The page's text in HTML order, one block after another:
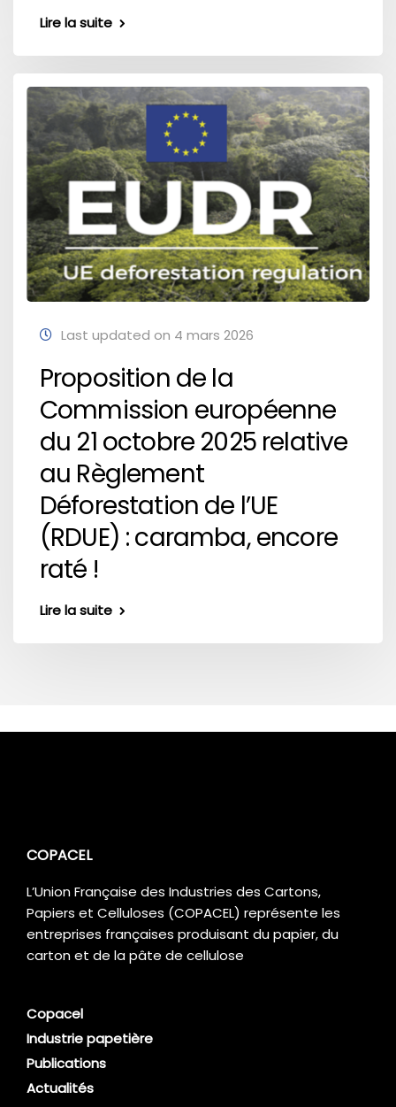
Lire la suite
Last updated on 4 mars 2026
Proposition de la
Commission européenne
du 21 octobre 2025 relative
au Règlement
Déforestation de l’UE
(RDUE) : caramba, encore
raté !
Lire la suite
COPACEL
L’Union Française des Industries des Cartons,
Papiers et Celluloses (COPACEL) représente les
entreprises françaises produisant du papier, du
carton et de la pâte de cellulose
Copacel
Industrie papetière
Publications
Actualités